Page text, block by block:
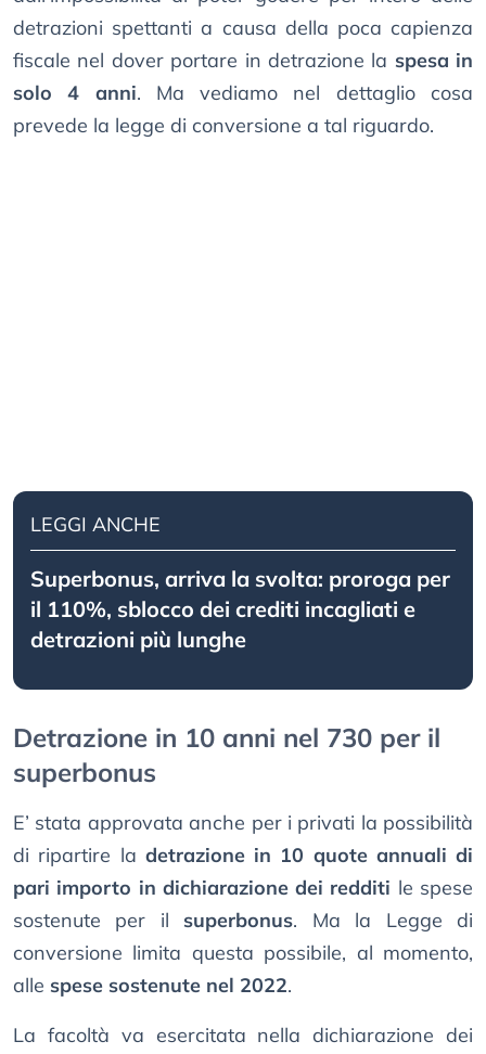
detrazioni spettanti a causa della poca capienza
fiscale nel dover portare in detrazione la spesa in
solo 4 anni. Ma vediamo nel dettaglio cosa
prevede la legge di conversione a tal riguardo.
LEGGI ANCHE
Superbonus, arriva la svolta: proroga per
il 110%, sblocco dei crediti incagliati e
detrazioni più lunghe
Detrazione in 10 anni nel 730 per il
superbonus
E’ stata approvata anche per i privati la possibilità
di ripartire la detrazione in 10 quote annuali di
pari importo in dichiarazione dei redditi le spese
sostenute per il superbonus. Ma la Legge di
conversione limita questa possibile, al momento,
alle spese sostenute nel 2022.
La facoltà va esercitata nella dichiarazione dei